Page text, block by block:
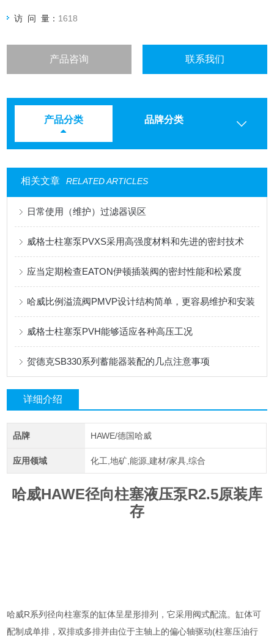
访 问 量： 1618
产品咨询 联系我们
产品分类 品牌分类
相关文章 RELATED ARTICLES
日常使用（维护）过滤器误区
威格士柱塞泵PVXS采用高强度材料和先进的密封技术
应当定期检查EATON伊顿插装阀的密封性能和松紧度
哈威比例溢流阀PMVP设计结构简单，更容易维护和安装
威格士柱塞泵PVH能够适应各种高压工况
贺德克SB330系列蓄能器装配的几点注意事项
详细介绍
品牌 HAWE/德国哈威
应用领域 化工,地矿,能源,建材/家具,综合
哈威HAWE径向柱塞液压泵R2.5原装库
存
哈威R系列径向柱塞泵的缸体呈星形排列，它采用阀式配流。缸体可
配制成单排，双排或多排并由位于主轴上的偏心轴驱动(柱塞压油行